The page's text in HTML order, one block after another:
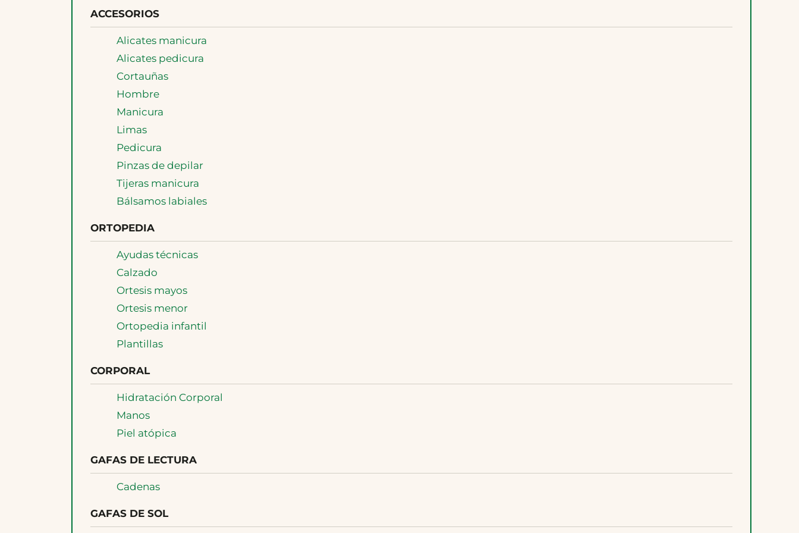
ACCESORIOS
Alicates manicura
Alicates pedicura
Cortauñas
Hombre
Manicura
Limas
Pedicura
Pinzas de depilar
Tijeras manicura
Bálsamos labiales
ORTOPEDIA
Ayudas técnicas
Calzado
Ortesis mayos
Ortesis menor
Ortopedia infantil
Plantillas
CORPORAL
Hidratación Corporal
Manos
Piel atópica
GAFAS DE LECTURA
Cadenas
GAFAS DE SOL